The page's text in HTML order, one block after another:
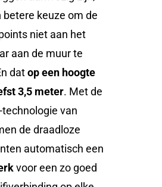
betere keuze om de
niet aan het
aan de muur te
datop een hoogte
3,5 meter. Met de
van
de draadloze
automatisch een
voor een zo goed